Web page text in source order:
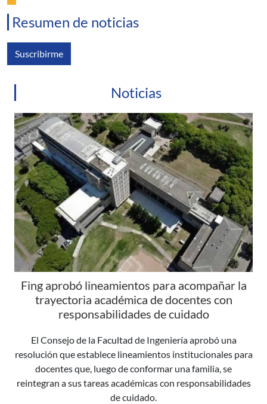
Resumen de noticias
Suscribirme
Noticias
Fing aprobó lineamientos para acompañar la
trayectoria académica de docentes con
responsabilidades de cuidado
El Consejo de la Facultad de Ingeniería aprobó una
resolución que establece lineamientos institucionales para
docentes que, luego de conformar una familia, se
reintegran a sus tareas académicas con responsabilidades
de cuidado.